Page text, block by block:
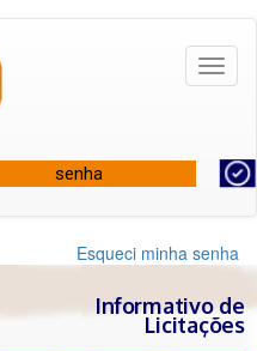
Esqueci minha senha
Informativo de
Licitações